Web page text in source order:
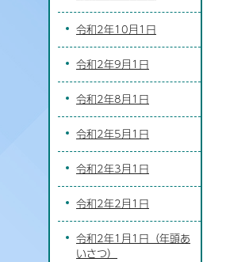
令和2年10月1日
令和2年9月1日
令和2年8月1日
令和2年5月1日
令和2年3月1日
令和2年2月1日
令和2年1月1日（年頭あ
いさつ）